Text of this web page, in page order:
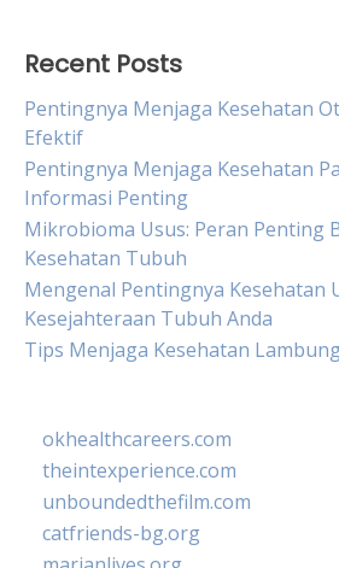
Recent Posts
Pentingnya Menjaga Kesehatan
Efektif
Pentingnya Menjaga Kesehatan
Informasi Penting
Mikrobioma Usus: Peran Penting
Kesehatan Tubuh
Mengenal Pentingnya Kesehatan
Kesejahteraan Tubuh Anda
Tips Menjaga Kesehatan
okhealthcareers.com
theintexperience.com
unboundedthefilm.com
catfriends-bg.org